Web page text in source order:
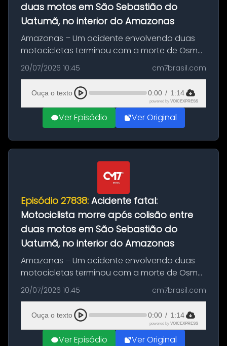
duas motos em São Sebastião do
Uatumã, no interior do Amazonas
Amazonas – Um acidente envolvendo duas
motocicletas terminou com a morte de Osmar
Figueiredo de Souza, de 38 anos, no município
de São Sebastião do Uatumã, no interior do
Amazonas. A colisão ocorreu n...
20/07/2026 10:45 cm7brasil.com
Ouça o texto 0:00 / 1:14
powered by VOICEXPRESS
Ver Episódio Ver Original
Episódio 27838: Acidente fatal:
Motociclista morre após colisão entre
duas motos em São Sebastião do
Uatumã, no interior do Amazonas
Amazonas – Um acidente envolvendo duas
motocicletas terminou com a morte de Osmar
Figueiredo de Souza, de 38 anos, no município
de São Sebastião do Uatumã, no interior do
Amazonas. A colisão ocorreu n...
20/07/2026 10:45 cm7brasil.com
Ouça o texto 0:00 / 1:14
powered by VOICEXPRESS
Ver Episódio Ver Original